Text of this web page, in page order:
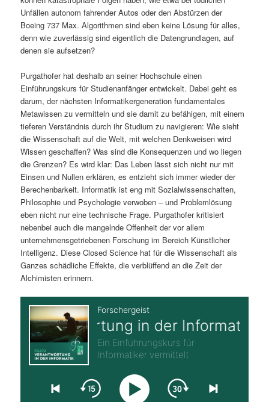
n
g
e
n
Unfällen autonom fahrender Autos oder den Abstürzen der
Boeing 737 Max. Algorithmen sind eben keine Lösung für alles,
denn wie zuverlässig sind eigentlich die Datengrundlagen, auf
denen sie aufsetzen?
Purgathofer hat deshalb an seiner Hochschule einen
Einführungskurs für Studienanfänger entwickelt. Dabei geht es
darum, der nächsten Informatikergeneration fundamentales
Metawissen zu vermitteln und sie damit zu befähigen, mit einem
tieferen Verständnis durch ihr Studium zu navigieren: Wie sieht
die Wissenschaft auf die Welt, mit welchen Denkweisen wird
Wissen geschaffen? Was sind die Konsequenzen und wo liegen
die Grenzen? Es wird klar: Das Leben lässt sich nicht nur mit
Einsen und Nullen erklären, es entzieht sich immer wieder der
Berechenbarkeit. Informatik ist eng mit Sozialwissenschaften,
Philosophie und Psychologie verwoben – und Problemlösung
eben nicht nur eine technische Frage. Purgathofer kritisiert
nebenbei auch die mangelnde Offenheit der vor allem
unternehmensgetriebenen Forschung im Bereich Künstlicher
Intelligenz. Diese Closed Science hat für die Wissenschaft als
Ganzes schädliche Effekte, die verblüffend an die Zeit der
Alchimisten erinnern.